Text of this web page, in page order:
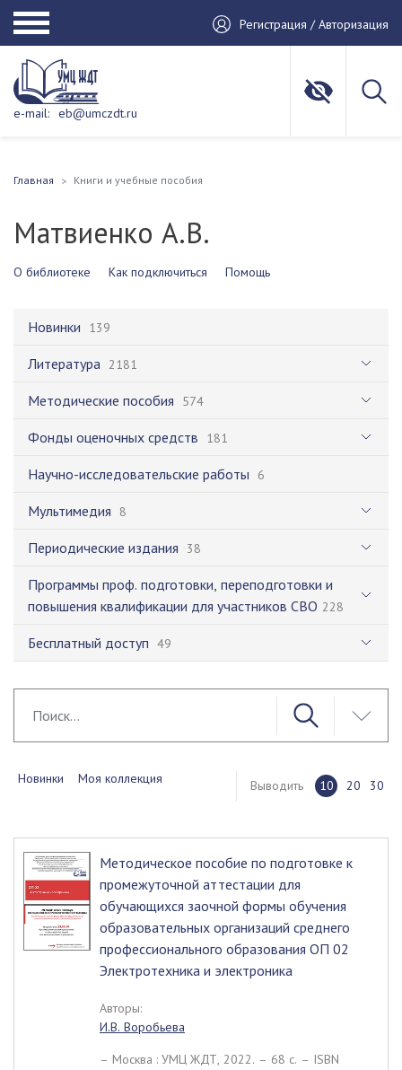
Регистрация / Авторизация
e-mail: eb@umczdt.ru
Главная Книги и учебные пособия
Матвиенко А.В.
О библиотеке Как подключиться Помощь
Новинки 139
Литература 2181
Методические пособия 574
Фонды оценочных средств 181
Научно-исследовательские работы 6
Мультимедия 8
Периодические издания 38
Программы проф. подготовки, переподготовки и
повышения квалификации для участников СВО 228
Бесплатный доступ 49
Новинки Моя коллекция Выводить 10 20 30
Методическое пособие по подготовке к
промежуточной аттестации для
обучающихся заочной формы обучения
образовательных организаций среднего
профессионального образования ОП 02
Электротехника и электроника
Авторы:
И.В. Воробьева
– Москва : УМЦ ЖДТ, 2022. – 68 c. – ISBN